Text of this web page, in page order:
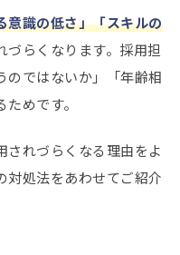
意識の低さ」「スキルの
づらくなります。採用担
のではないか」「年齢相
めです。
されづらくなる理由をよ
対処法をあわせてご紹介